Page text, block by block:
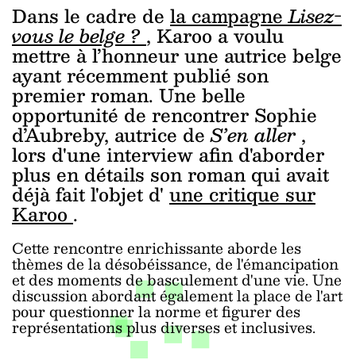
Dans le cadre de la campagneLisez-
vous le belge ? , Karoo a voulu
mettre à l’honneur une autrice belge
ayant récemment publié son
premier roman. Une belle
opportunité de rencontrer Sophie
d’Aubreby, autrice deS’en aller,
lors d'une interview afin d'aborder
plus en détails son roman qui avait
déjà fait l'objet d' une critique sur
Karoo .
Cette rencontre enrichissante aborde les
thèmes de la désobéissance, de l'émancipation
et des moments de basculement d'une vie. Une
discussion abordant également la place de l'art
pour questionner la norme et figurer des
représentations plus diverses et inclusives.